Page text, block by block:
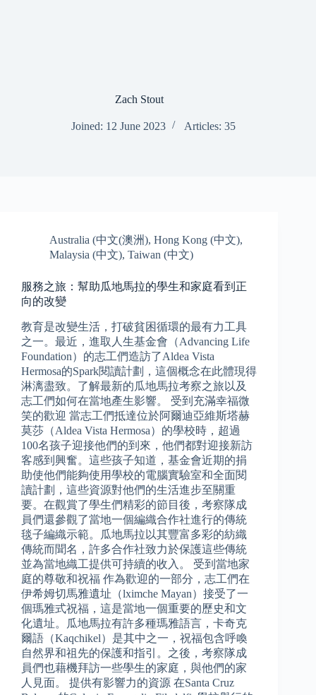
Zach Stout
Joined: 12 June 2023 Articles: 35
Australia (中文(澳洲), Hong Kong (中文),
Malaysia (中文), Taiwan (中文)
服務之旅：幫助瓜地馬拉的學生和家庭看到正
向的改變
教育是改變生活，打破貧困循環的最有力工具
之一。最近，進取人生基金會（Advancing Life
Foundation）的志工們造訪了Aldea Vista
Hermosa的Spark閱讀計劃，這個概念在此體現得
淋漓盡致。了解最新的瓜地馬拉考察之旅以及
志工們如何在當地產生影響。 受到充滿幸福微
笑的歡迎 當志工們抵達位於阿爾迪亞維斯塔赫
莫莎（Aldea Vista Hermosa）的學校時，超過
100名孩子迎接他們的到來，他們都對迎接新訪
客感到興奮。這些孩子知道，基金會近期的捐
助使他們能夠使用學校的電腦實驗室和全面閱
讀計劃，這些資源對他們的生活進步至關重
要。在觀賞了學生們精彩的節目後，考察隊成
員們還參觀了當地一個編織合作社進行的傳統
毯子編織示範。瓜地馬拉以其豐富多彩的紡織
傳統而聞名，許多合作社致力於保護這些傳統
並為當地織工提供可持續的收入。 受到當地家
庭的尊敬和祝福 作為歡迎的一部分，志工們在
伊希姆切馬雅遺址（lximche Mayan）接受了一
個瑪雅式祝福，這是當地一個重要的歷史和文
化遺址。瓜地馬拉有許多種瑪雅語言，卡奇克
爾語（Kaqchikel）是其中之一，祝福包含呼喚
自然界和祖先的保護和指引。之後，考察隊成
員們也藉機拜訪一些學生的家庭，與他們的家
人見面。 提供有影響力的資源 在Santa Cruz